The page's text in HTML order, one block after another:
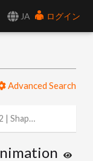
JA
ログイン
Advanced Search
| Linear | Animation